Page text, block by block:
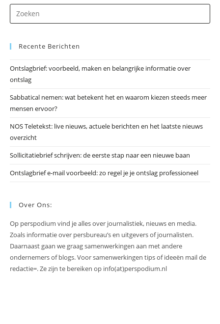
op
Recente Berichten
Ontslagbrief: voorbeeld, maken en belangrijke informatie over
ontslag
Sabbatical nemen: wat betekent het en waarom kiezen steeds meer
mensen ervoor?
NOS Teletekst: live nieuws, actuele berichten en het laatste nieuws
overzicht
Sollicitatiebrief schrijven: de eerste stap naar een nieuwe baan
Ontslagbrief e-mail voorbeeld: zo regel je je ontslag professioneel
Over Ons:
Op perspodium vind je alles over journalistiek, nieuws en media.
Zoals informatie over persbureau’s en uitgevers of journalisten.
Daarnaast gaan we graag samenwerkingen aan met andere
ondernemers of blogs. Voor samenwerkingen tips of ideeën mail de
redactie=. Ze zijn te bereiken op info(at)perspodium.nl